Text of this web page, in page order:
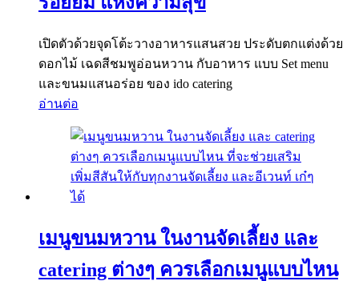
เปิดตัวด้วยจุดโต้ะวางอาหารแสนสวย ประดับตกแต่งด้วย
ดอกไม้ เฉดสีชมพูอ่อนหวาน กับอาหาร แบบ Set menu
และขนมแสนอร่อย ของ ido catering
อ่านต่อ
เมนูขนมหวาน ในงานจัดเลี้ยง และ
catering ต่างๆ ควรเลือกเมนูแบบไหน